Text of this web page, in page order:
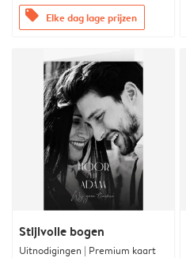
offers Elke dag lage prijzen
Stijlvolle bogen
Uitnodigingen | Premium kaart